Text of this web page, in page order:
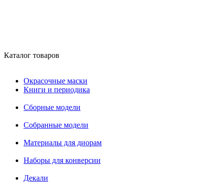
Каталог товаров
Окрасочные маски
Книги и периодика
Сборные модели
Собранные модели
Материалы для диорам
Наборы для конверсии
Декали